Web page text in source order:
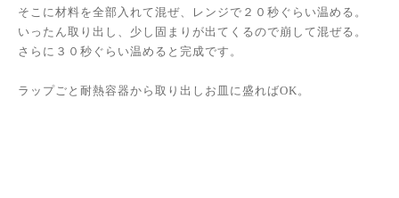
そこに材料を全部入れて混ぜ、レンジで２０秒ぐらい温める。
いったん取り出し、少し固まりが出てくるので崩して混ぜる。
さらに３０秒ぐらい温めると完成です。
ラップごと耐熱容器から取り出しお皿に盛ればOK。